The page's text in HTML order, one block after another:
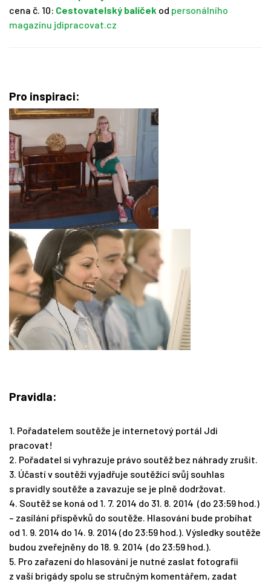
cena č. 10: Cestovatelský balíček od personálního
magazínu jdipracovat.cz
Pro inspiraci:
Pravidla:
1. Pořadatelem soutěže je internetový portál Jdi
pracovat!
2. Pořadatel si vyhrazuje právo soutěž bez náhrady zrušit.
3. Účastí v soutěži vyjadřuje soutěžící svůj souhlas
s pravidly soutěže a zavazuje se je plně dodržovat.
4. Soutěž se koná od 1. 7. 2014 do 31. 8. 2014 (do 23:59 hod.)
– zasílání příspěvků do soutěže. Hlasování bude probíhat
od 1. 9. 2014 do 14. 9. 2014 (do 23:59 hod.). Výsledky soutěže
budou zveřejněny do 18. 9. 2014 (do 23:59 hod.).
5. Pro zařazení do hlasování je nutné zaslat fotografii
z vaší brigády spolu se stručným komentářem, zadat